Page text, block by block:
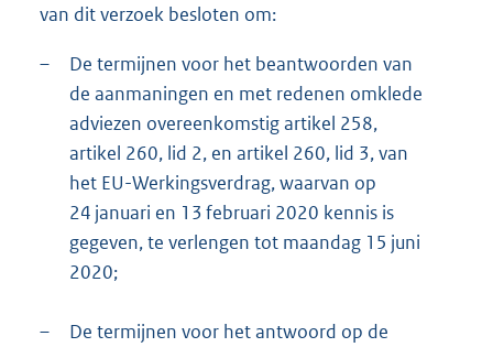
van dit verzoek besloten om:
–
De termijnen voor het beantwoorden van
de aanmaningen en met redenen omklede
adviezen overeenkomstig artikel 258,
artikel 260, lid 2, en artikel 260, lid 3, van
het EU-Werkingsverdrag, waarvan op
24 januari en 13 februari 2020 kennis is
gegeven, te verlengen tot maandag 15 juni
2020;
–
De termijnen voor het antwoord op de